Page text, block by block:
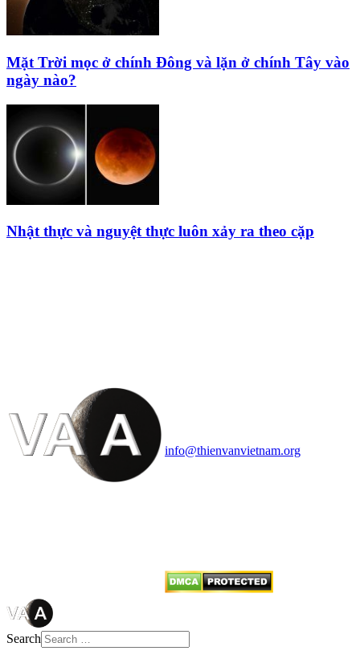
Mặt Trời mọc ở chính Đông và lặn ở chính Tây vào
ngày nào?
Nhật thực và nguyệt thực luôn xảy ra theo cặp
info@thienvanvietnam.org
Search